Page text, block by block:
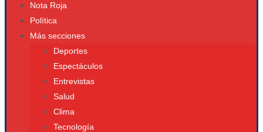
Nota Roja
Política
Más secciones
Deportes
Espectáculos
Entrevistas
Salud
Clima
Tecnología